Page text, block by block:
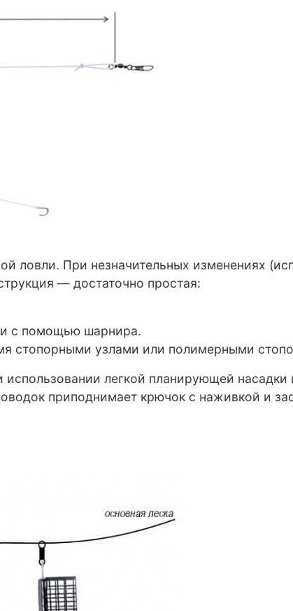
ловли. При незначительных изменениях
— достаточно простая:
с помощью шарнира.
стопорными узлами или полимерными
использовании легкой планирующей
приподнимает крючок с наживкой и